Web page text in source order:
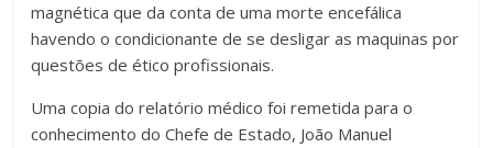
magnética que da conta de uma morte encefálica
havendo o condicionante de se desligar as maquinas por
questões de ético profissionais.
Uma copia do relatório médico foi remetida para o
conhecimento do Chefe de Estado, João Manuel